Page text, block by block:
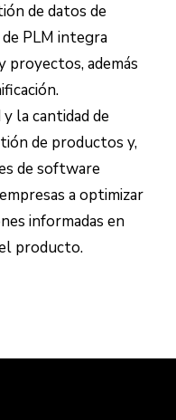
de datos de
PLM integra
proyectos, además
la cantidad de
de productos y,
de software
a optimizar
informadas en
producto.